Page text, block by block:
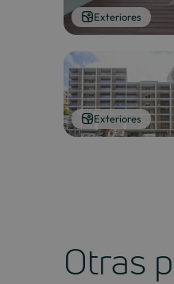
Exteriores
Exteriores
Otras